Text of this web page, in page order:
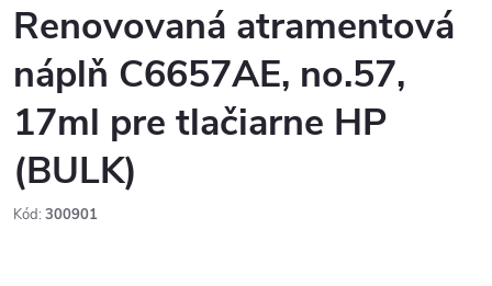
Renovovaná atramentová
náplň C6657AE, no.57,
17ml pre tlačiarne HP
(BULK)
Kód: 300901